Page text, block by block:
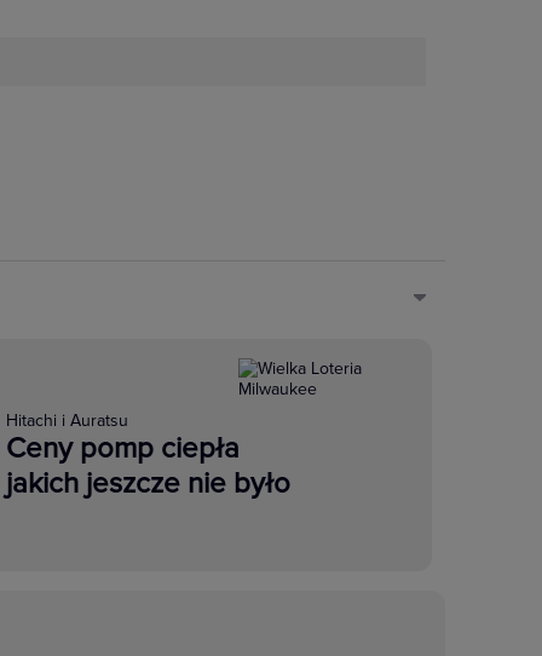
Hitachi i Auratsu
Ceny pomp ciepła
jakich jeszcze nie było